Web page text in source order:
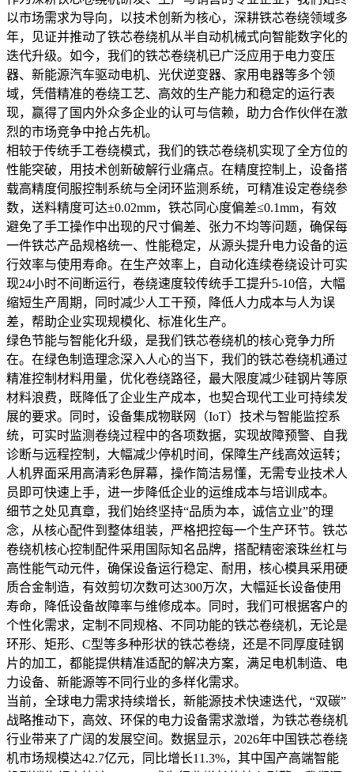
以市场需求为导向，以技术创新为核心，深耕铁芯卷绕领域多
年，见证并推动了铁芯卷绕机从半自动机械式向智能数字化的
迭代升级。如今，我们的铁芯卷绕机已广泛应用于电力变压
器、新能源汽车驱动电机、光伏逆变器、家用电器等多个领
域，凭借精准的卷绕工艺、高效的生产能力和稳定的运行表
现，赢得了国内外众多企业的认可与信赖，助力合作伙伴在激
烈的市场竞争中抢占先机。
相较于传统手工卷绕模式，我们的铁芯卷绕机实现了全方位的
性能突破，用技术创新破解行业痛点。在精度控制上，设备搭
载高精度伺服控制系统与全闭环监测系统，可精准设定卷绕参
数，送料精度可达±0.02mm，铁芯同心度偏差≤0.1mm，有效
避免了手工操作中出现的尺寸偏差、张力不均等问题，确保每
一件铁芯产品规格统一、性能稳定，从源头提升电力设备的运
行效率与使用寿命。在生产效率上，自动化连续卷绕设计可实
现24小时不间断运行，卷绕速度较传统手工提升5-10倍，大幅
缩短生产周期，同时减少人工干预，降低人力成本与人为误
差，帮助企业实现规模化、标准化生产。
绿色节能与智能化升级，是我们铁芯卷绕机的核心竞争力所
在。在绿色制造理念深入人心的当下，我们的铁芯卷绕机通过
精准控制材料用量，优化卷绕路径，最大限度减少硅钢片等原
材料浪费，既降低了企业生产成本，也契合现代工业可持续发
展的要求。同时，设备集成物联网（IoT）技术与智能监控系
统，可实时监测卷绕过程中的各项数据，实现故障预警、自我
诊断与远程控制，大幅减少停机时间，保障生产线高效运转；
人机界面采用高清彩色屏幕，操作简洁易懂，无需专业技术人
员即可快速上手，进一步降低企业的运维成本与培训成本。
细节之处见真章，我们始终坚持“品质为本，诚信立业”的理
念，从核心配件到整体组装，严格把控每一个生产环节。铁芯
卷绕机核心控制配件采用国际知名品牌，搭配精密滚珠丝杠与
高性能气动元件，确保设备运行稳定、耐用，核心模具采用硬
质合金制造，有效剪切次数可达300万次，大幅延长设备使用
寿命，降低设备故障率与维修成本。同时，我们可根据客户的
个性化需求，定制不同规格、不同功能的铁芯卷绕机，无论是
环形、矩形、C型等多种形状的铁芯卷绕，还是不同厚度硅钢
片的加工，都能提供精准适配的解决方案，满足电机制造、电
力设备、新能源等不同行业的多样化需求。
当前，全球电力需求持续增长，新能源技术快速迭代，“双碳”
战略推动下，高效、环保的电力设备需求激增，为铁芯卷绕机
行业带来了广阔的发展空间。数据显示，2026年中国铁芯卷绕
机市场规模达42.7亿元，同比增长11.3%，其中国产高端智能